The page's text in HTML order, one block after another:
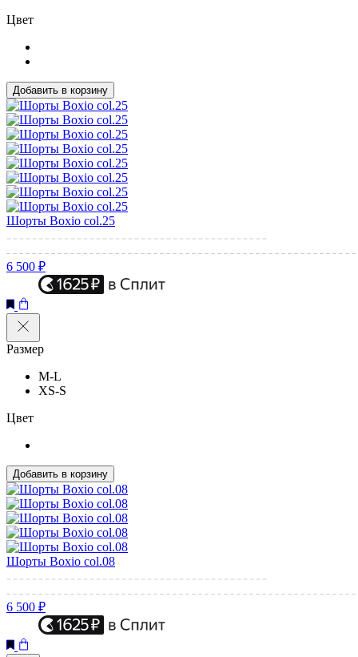
Цвет
Добавить в корзину
Шорты Boxio col.25
6 500 ₽
Размер
M-L
XS-S
Цвет
Добавить в корзину
Шорты Boxio col.08
6 500 ₽